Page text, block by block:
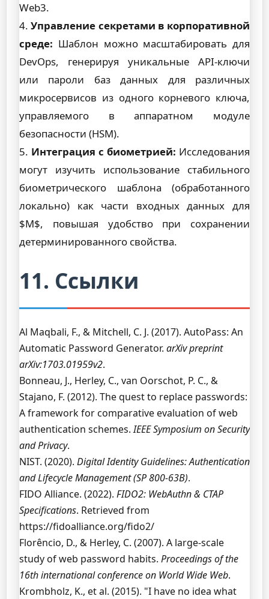
Web3.
4.Управление секретами в корпоративной
среде: Шаблон можно масштабировать для
DevOps, генерируя уникальные API-ключи
или пароли баз данных для различных
микросервисов из одного корневого ключа,
управляемого в аппаратном модуле
безопасности (HSM).
5. Интеграция с биометрией: Исследования
могут изучить использование стабильного
биометрического шаблона (обработанного
локально) как части входных данных для
$M$, повышая удобство при сохранении
детерминированного свойства.
11. Ссылки
Al Maqbali, F., & Mitchell, C. J. (2017). AutoPass: An
Automatic Password Generator. arXiv preprint
arXiv:1703.01959v2.
Bonneau, J., Herley, C., van Oorschot, P. C., &
Stajano, F. (2012). The quest to replace passwords:
A framework for comparative evaluation of web
authentication schemes.IEEE Symposium on Security
and Privacy.
NIST. (2020). Digital Identity Guidelines: Authentication
and Lifecycle Management (SP 800-63B).
FIDO Alliance. (2022). FIDO2: WebAuthn & CTAP
Specifications. Retrieved from
https://fidoalliance.org/fido2/
Florêncio, D., & Herley, C. (2007). A large-scale
study of web password habits. Proceedings of the
16th international conference on World Wide Web.
Krombholz, K., et al. (2015). "I have no idea what